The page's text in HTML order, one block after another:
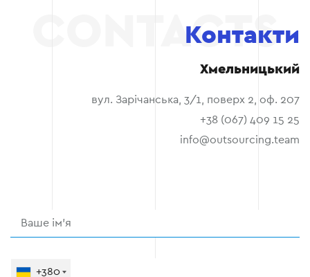
Контакти
Хмельницький
вул. Зарічанська, 3/1, поверх 2, оф. 207
+38 (067) 409 15 25
info@outsourcing.team
+380